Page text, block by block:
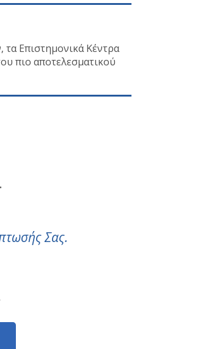
Επιστημονικά Κέντρα
πιο αποτελεσματικού
Σας.